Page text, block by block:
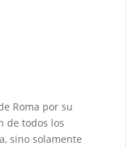
Roma por su
de todos los
sino solamente